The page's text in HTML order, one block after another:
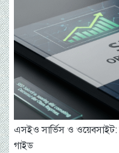
এসইও সার্ভিস ও
গাইড